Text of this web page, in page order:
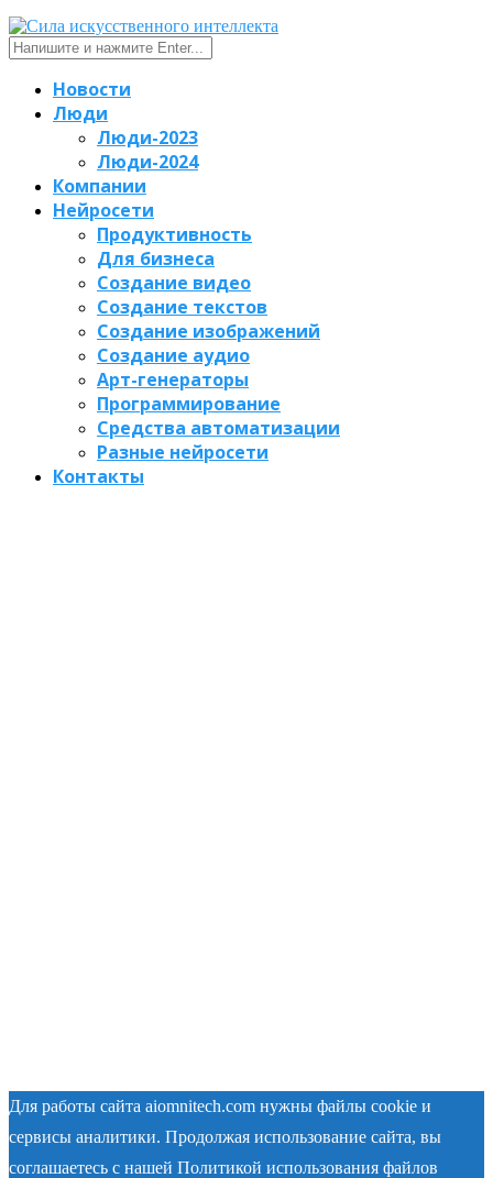
Новости
Люди
Люди-2023
Люди-2024
Компании
Нейросети
Продуктивность
Для бизнеса
Создание видео
Создание текстов
Создание изображений
Создание аудио
Арт-генераторы
Программирование
Средства автоматизации
Разные нейросети
Контакты
Для работы сайта aiomnitech.com нужны файлы cookie и
сервисы аналитики. Продолжая использование сайта, вы
соглашаетесь с нашей Политикой использования файлов